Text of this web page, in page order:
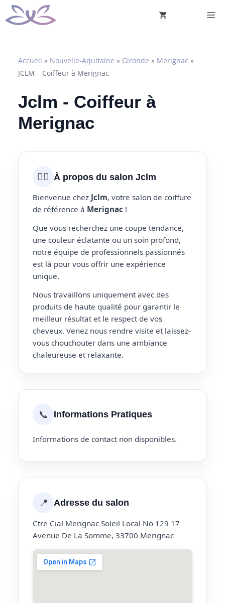
Aller
au
Accueil » Nouvelle-Aquitaine » Gironde » Merignac »
JCLM – Coiffeur à Merignac
Jclm - Coiffeur à
Merignac
💇‍♀️ À propos du salon Jclm
Bienvenue chez Jclm, votre salon de coiffure
de référence à Merignac !
Que vous recherchez une coupe tendance,
une couleur éclatante ou un soin profond,
notre équipe de professionnels passionnés
est là pour vous offrir une expérience
unique.
Nous travaillons uniquement avec des
produits de haute qualité pour garantir le
meilleur résultat et le respect de vos
cheveux. Venez nous rendre visite et laissez-
vous chouchouter dans une ambiance
chaleureuse et relaxante.
📞 Informations Pratiques
Informations de contact non disponibles.
📍 Adresse du salon
Ctre Cial Merignac Soleil Local No 129 17
Avenue De La Somme, 33700 Merignac